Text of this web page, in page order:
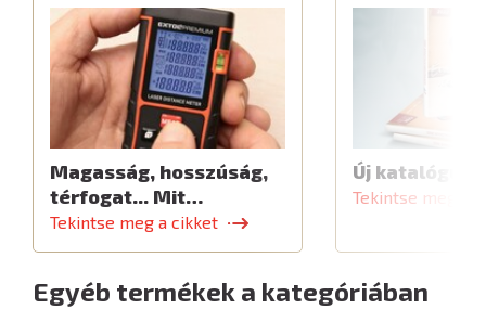
Magasság, hosszúság,
térfogat... Mit…
Tekintse meg a cikket
Új katalógus
Tekintse meg a
Egyéb termékek a kategóriában